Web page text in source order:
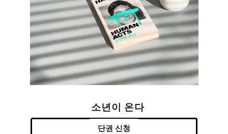
소년이 온다
단권 신청